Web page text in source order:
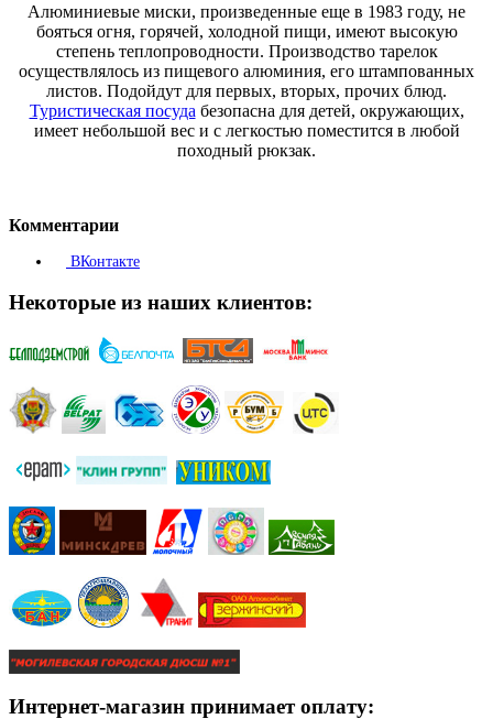
Алюминиевые миски, произведенные еще в 1983 году, не
бояться огня, горячей, холодной пищи, имеют высокую
степень теплопроводности. Производство тарелок
осуществлялось из пищевого алюминия, его штампованных
листов. Подойдут для первых, вторых, прочих блюд.
Туристическая посуда безопасна для детей, окружающих,
имеет небольшой вес и с легкостью поместится в любой
походный рюкзак.
Комментарии
ВКонтакте
Некоторые из наших клиентов:
Интернет-магазин принимает оплату: